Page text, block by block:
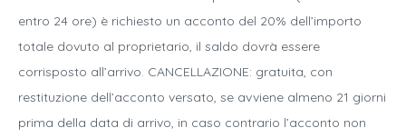
entro 24 ore) è richiesto un acconto del 20% dell’importo
totale dovuto al proprietario, il saldo dovrà essere
corrisposto all’arrivo. CANCELLAZIONE: gratuita, con
restituzione dell’acconto versato, se avviene almeno 21 giorni
prima della data di arrivo, in caso contrario l’acconto non